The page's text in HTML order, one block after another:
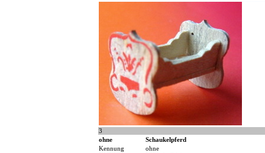
3
ohne
Schaukelpferd
Kennung
ohne